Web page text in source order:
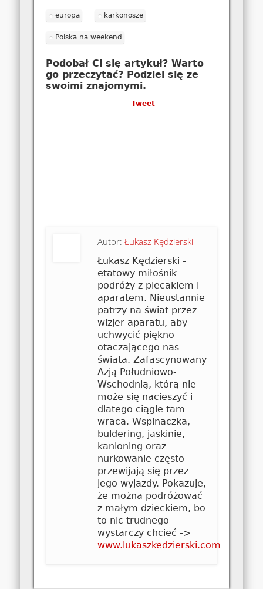
europa karkonosze
Polska na weekend
Podobał Ci się artykuł? Warto
go przeczytać? Podziel się ze
swoimi znajomymi.
Tweet
Autor:Łukasz Kędzierski
Łukasz Kędzierski -
etatowy miłośnik
podróży z plecakiem i
aparatem. Nieustannie
patrzy na świat przez
wizjer aparatu, aby
uchwycić piękno
otaczającego nas
świata. Zafascynowany
Azją Południowo-
Wschodnią, którą nie
może się nacieszyć i
dlatego ciągle tam
wraca. Wspinaczka,
buldering, jaskinie,
kanioning oraz
nurkowanie często
przewijają się przez
jego wyjazdy. Pokazuje,
że można podróżować
z małym dzieckiem, bo
to nic trudnego -
wystarczy chcieć ->
www.lukaszkedzierski.com